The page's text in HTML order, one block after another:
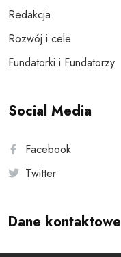
Redakcja
Rozwój i cele
Fundatorki i Fundatorzy
Social Media
Facebook
Twitter
Dane kontaktowe